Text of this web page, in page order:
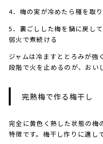
4．梅の実が冷めたら種を取
5．裏ごしした梅を鍋に戻し
弱火で煮続ける
ジャムは冷ますととろみが強
段階で火を止めるのが、おい
完熟梅で作る梅干し
完全に黄色く熟した状態の梅
特徴です。梅干し作りに適し